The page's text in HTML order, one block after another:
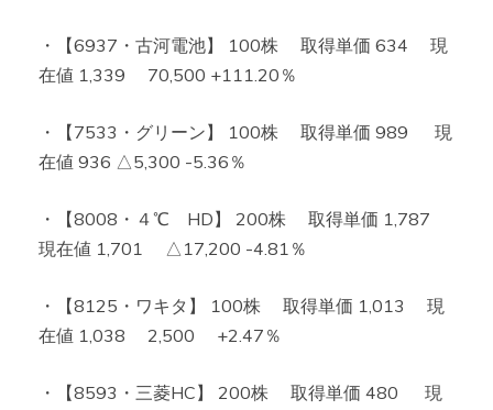
・【6937・古河電池】 100株 取得単価 634 現
在値 1,339 70,500 +111.20％
・【7533・グリーン】 100株 取得単価 989 現
在値 936 △5,300 -5.36％
・【8008・４℃ HD】 200株 取得単価 1,787
現在値 1,701 △17,200 -4.81％
・【8125・ワキタ】 100株 取得単価 1,013 現
在値 1,038 2,500 +2.47％
・【8593・三菱HC】 200株 取得単価 480 現